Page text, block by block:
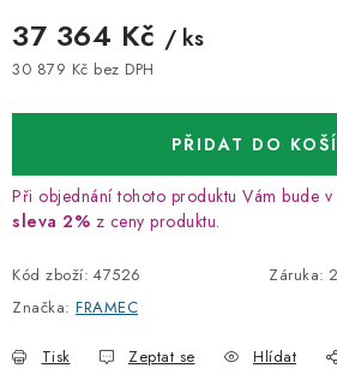
37 364 Kč / ks
30 879 Kč bez DPH
PŘIDAT DO
Při objednání tohoto produktu Vám bude
sleva 2% z ceny produktu.
Kód zboží: 47526 Záruka:
Značka: FRAMEC
Tisk Zeptat se Hlídat